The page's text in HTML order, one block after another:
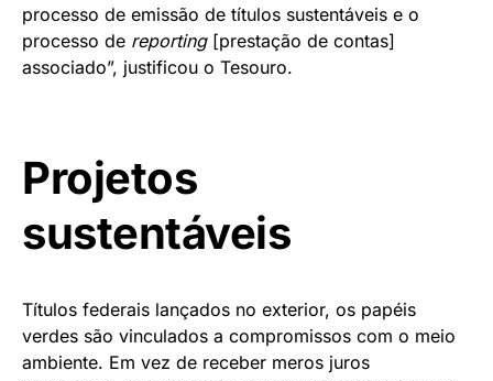
processo de emissão de títulos sustentáveis e o
processo de reporting[prestação de contas]
associado”, justificou o Tesouro.
Projetos
sustentáveis
Títulos federais lançados no exterior, os papéis
verdes são vinculados a compromissos com o meio
ambiente. Em vez de receber meros juros